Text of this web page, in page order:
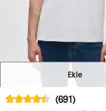
Ekle
(691)